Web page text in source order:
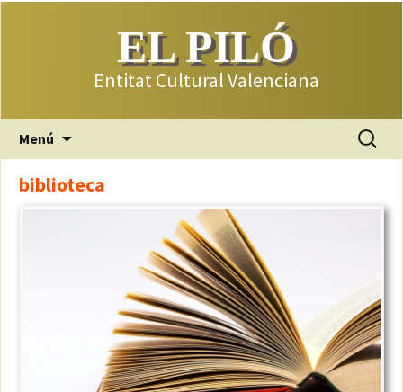
EL PILÓ
Entitat Cultural Valenciana
Menú Buscar:
biblioteca